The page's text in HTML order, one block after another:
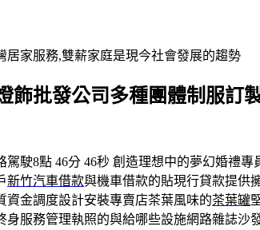
居家服務,雙薪家庭是現今社會發展的趨勢
飾批發公司多種團體制服訂
駕駛8點 46分 46秒 創造理想中的夢幻婚禮專
新竹汽車借款與機車借款的貼現行貸款提供
資金調度設計安裝專賣店茶葉風味的茶葉罐
身服務管理執照的與給哪些設施網路雜誌沙